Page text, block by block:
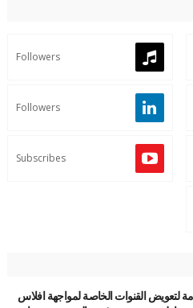
Followers
Followers
Subscribes
لتعويض القنوات الخاصة لمواجهة افلاس